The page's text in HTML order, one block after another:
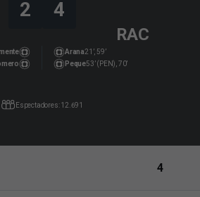
2 4
RAC
21’, 59’
Arana
53’ (PEN), 70’
Peque
Espectadores: 12.691
4